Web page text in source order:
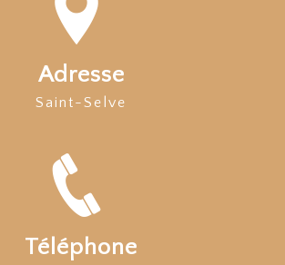
Adresse
Saint-Selve
Téléphone